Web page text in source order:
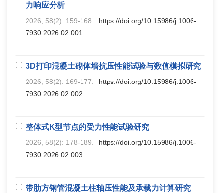
力响应分析
2026, 58(2): 159-168.
https://doi.org/10.15986/j.1006-
7930.2026.02.001
3D打印混凝土砌体墙抗压性能试验与数值模拟研究
2026, 58(2): 169-177.
https://doi.org/10.15986/j.1006-
7930.2026.02.002
整体式K型节点的受力性能试验研究
2026, 58(2): 178-189.
https://doi.org/10.15986/j.1006-
7930.2026.02.003
带肋方钢管混凝土柱轴压性能及承载力计算研究